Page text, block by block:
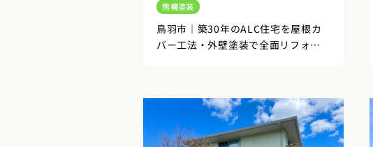
無機塗装
鳥羽市｜築30年のALC住宅を屋根カ
バー工法・外壁塗装で全面リフォー